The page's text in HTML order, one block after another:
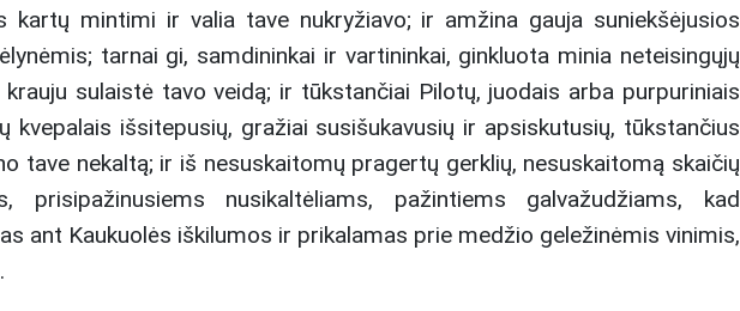
mintimi ir valia tave nukryžiavo; ir amžina gauja suniekšėjusios
tarnai gi, samdininkai ir vartininkai, ginkluota minia neteisingųjų
sulaistė tavo veidą; ir tūkstančiai Pilotų, juodais arba purpuriniais
kvepalais išsitepusių, gražiai susišukavusių ir apsiskutusių, tūkstančius
tave nekaltą; ir iš nesuskaitomų pragertų gerklių, nesuskaitomą skaičių
prisipažinusiems nusikaltėliams, pažintiems galvažudžiams, kad
ant Kaukuolės iškilumos ir prikalamas prie medžio geležinėmis vinimis,